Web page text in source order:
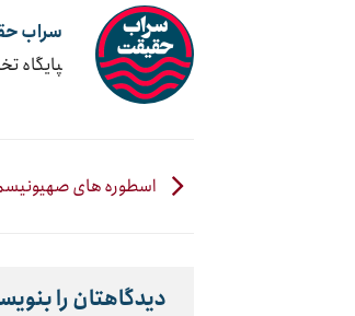
سراب
‍پایگاه
اسطوره های
دیدگاهتان را